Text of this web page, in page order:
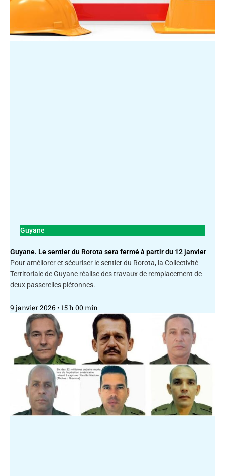
Guyane
Guyane. Le sentier du Rorota sera fermé à partir du 12 janvier
Pour améliorer et sécuriser le sentier du Rorota, la Collectivité
Territoriale de Guyane réalise des travaux de remplacement de
deux passerelles piétonnes.
9 janvier 2026 15 h 00 min